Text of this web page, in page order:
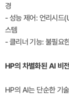
경
- 성능 제어: 언리시드
스템
- 클리너 기능: 불필요
HP의 차별화된 AI 비
HP의 AI는 단순한 기